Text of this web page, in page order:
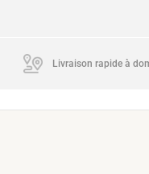
Livraison rapide à